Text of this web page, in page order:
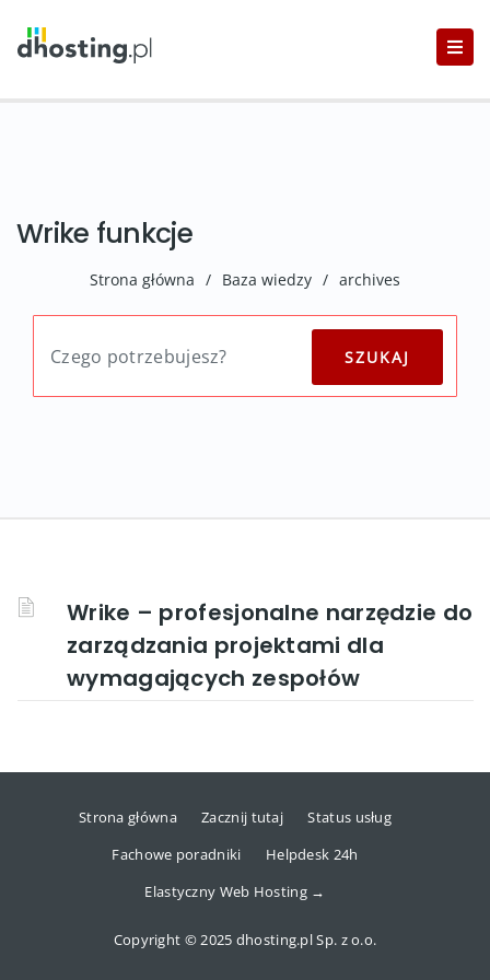
Wrike funkcje
Strona główna / Baza wiedzy / archives
Wrike – profesjonalne narzędzie do
zarządzania projektami dla
wymagających zespołów
Strona główna Zacznij tutaj
Status usług
Fachowe poradniki
Helpdesk 24h
Elastyczny Web Hosting →
Copyright © 2025 dhosting.pl Sp. z o.o.